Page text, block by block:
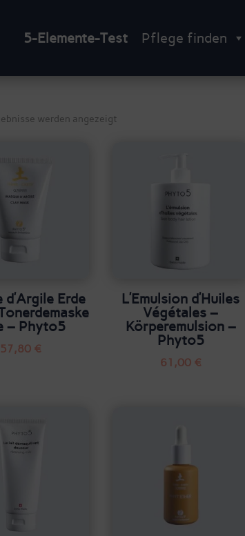
5-Elemente-Test Pflege finden
werden angezeigtNach
d’Argile Erde
– Phyto5
57,80 €
L’Emulsion d’Huiles
Végétales –
Körperemulsion –
Phyto5
61,00 €